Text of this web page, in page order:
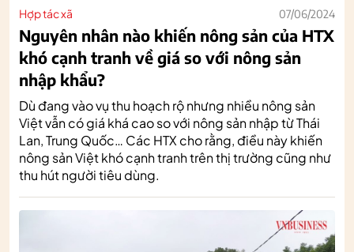
Hợp tác xã 07/06/2024
Nguyên nhân nào khiến nông sản của HTX
khó cạnh tranh về giá so với nông sản
nhập khẩu?
Dù đang vào vụ thu hoạch rộ nhưng nhiều nông sản
Việt vẫn có giá khá cao so với nông sản nhập từ Thái
Lan, Trung Quốc… Các HTX cho rằng, điều này khiến
nông sản Việt khó cạnh tranh trên thị trường cũng như
thu hút người tiêu dùng.